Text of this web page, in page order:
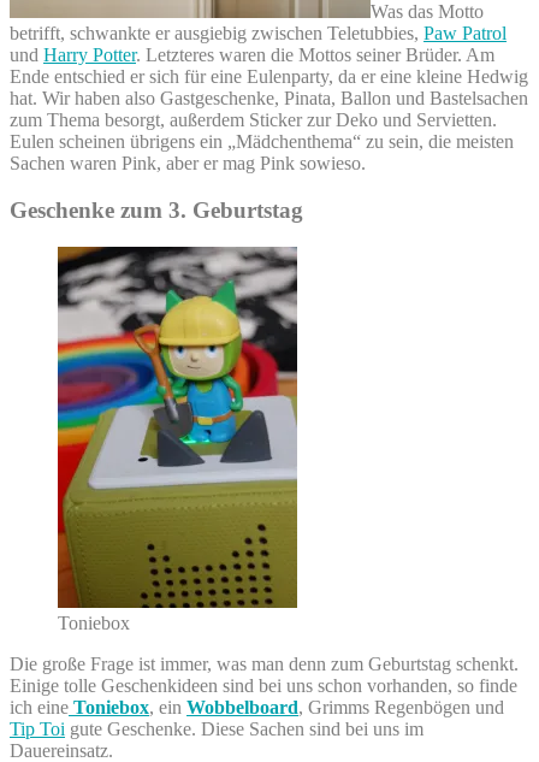
Was das Motto
betrifft, schwankte er ausgiebig zwischen Teletubbies, Paw Patrol
und Harry Potter. Letzteres waren die Mottos seiner Brüder. Am
Ende entschied er sich für eine Eulenparty, da er eine kleine Hedwig
hat. Wir haben also Gastgeschenke, Pinata, Ballon und Bastelsachen
zum Thema besorgt, außerdem Sticker zur Deko und Servietten.
Eulen scheinen übrigens ein „Mädchenthema“ zu sein, die meisten
Sachen waren Pink, aber er mag Pink sowieso.
Geschenke zum 3. Geburtstag
Toniebox
Die große Frage ist immer, was man denn zum Geburtstag schenkt.
Einige tolle Geschenkideen sind bei uns schon vorhanden, so finde
ich eine Toniebox, ein Wobbelboard, Grimms Regenbögen und
Tip Toi gute Geschenke. Diese Sachen sind bei uns im
Dauereinsatz.